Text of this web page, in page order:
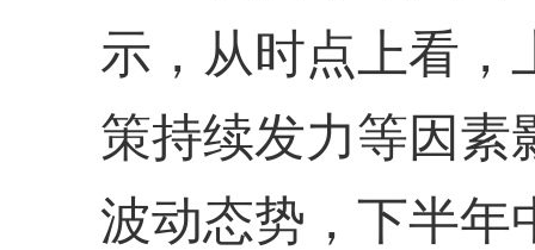
示，从时点上看，
策持续发力等因素
波动态势，下半年